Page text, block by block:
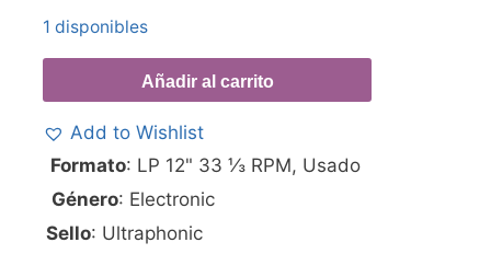
1 disponibles
Añadir al carrito
Add to Wishlist
Formato: LP 12" 33 ⅓ RPM, Usado
Género: Electronic
Sello: Ultraphonic